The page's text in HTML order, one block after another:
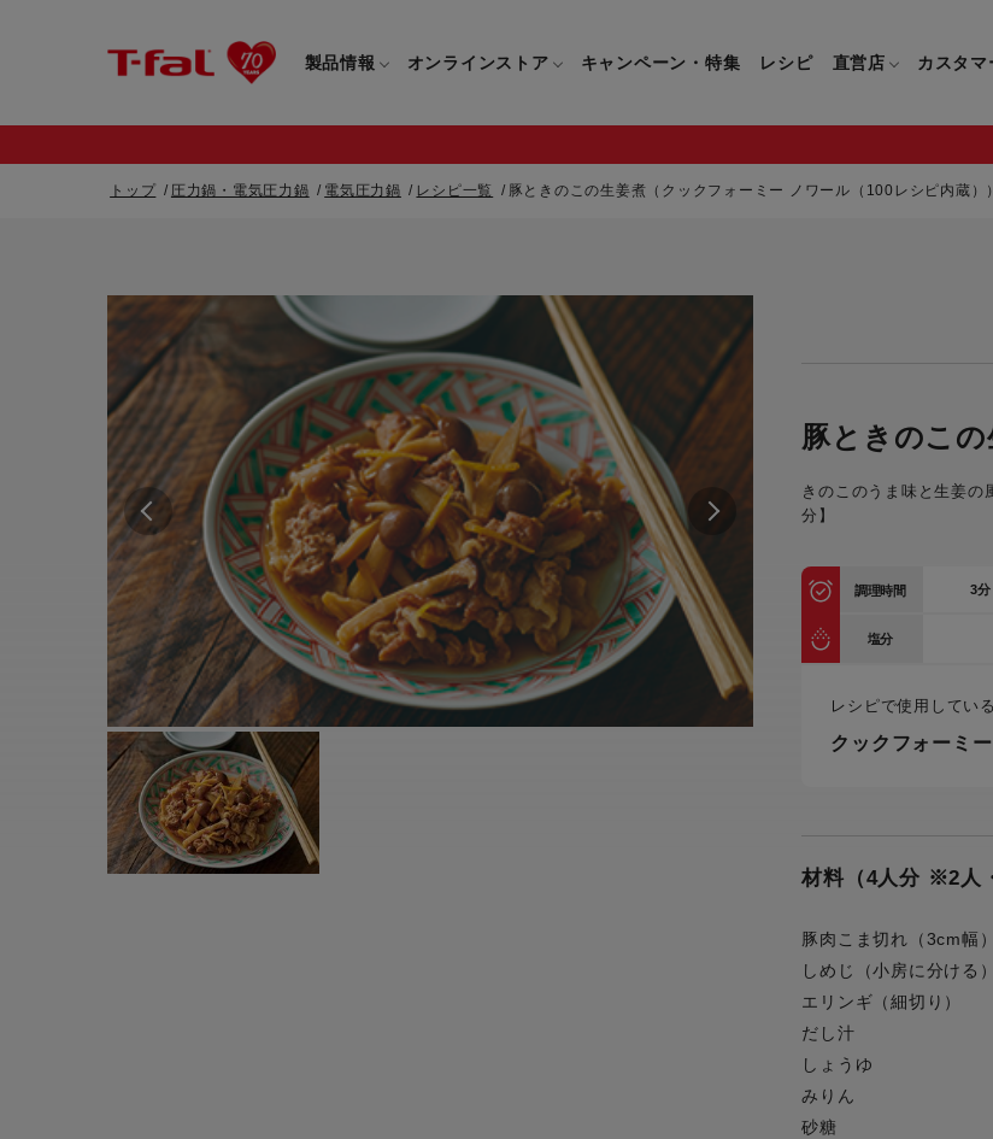
製品情報
すべてのフライパン・鍋
取っ手つきフライパン・鍋
取っ手のとれるフライパン・鍋
電気ケトル
すべての電気ケトル
圧力鍋・電気圧力鍋
すべての圧力鍋・電気圧力鍋
すべてのキッチン用品
キッチンナイフ(包丁)
マルチみじん切り器
ドリンクウェア
キッチンツール
カトラリー
炊飯器
衣類スチーマーアイロン兼用タイプ
衣類スチーマー専用タイプ(1way)
オンラインストア
すべてのフライパン・鍋一覧
取っ手つきフライパン・鍋一覧
取っ手のとれるフライパン・鍋一覧
電気ケトル一覧
すべての電気ケトル一覧
圧力鍋・電気圧力鍋一覧
すべての圧力鍋・電気圧力鍋一覧
圧力鍋一覧
電気圧力鍋一覧
すべてのキッチン用品一覧
キッチンナイフ(包丁)一覧
マルチみじん切り器一覧
保存容器一覧
ドリンクウェア一覧
キッチンツール一覧
カトラリー一覧
炊飯器一覧
衣類スチーマー専用タイプ(1way)一
ミキサー・ブ
ハンドブレン
フードプロセ
すべての生活
キャンペーン・特集 レシピ 直営店
直営店限定製品一覧
カスタマ
重要なお知らせ 製品についてのよくあるご質問
ご購入についてのよくあるご質問
ティファール会員に関するよくある
ご質問
ティファールについて
CM・ブランド動画
グループセブジャパン
カスタマーハラスメント
について
トップ 圧力鍋・電気圧力鍋 電気圧力鍋 レシピ一覧 豚ときのこの生姜煮（クックフォーミー ノワール（100レシピ内蔵））
豚ときのこの
きのこのうま味と生姜の
分】
調理時間 3分
塩分
レシピで使用してい
クックフォーミ
材料（4人分 ※2人
豚肉こま切れ（3cm幅）
しめじ（小房に分ける）
エリンギ（細切り）
だし汁
しょうゆ
みりん
砂糖